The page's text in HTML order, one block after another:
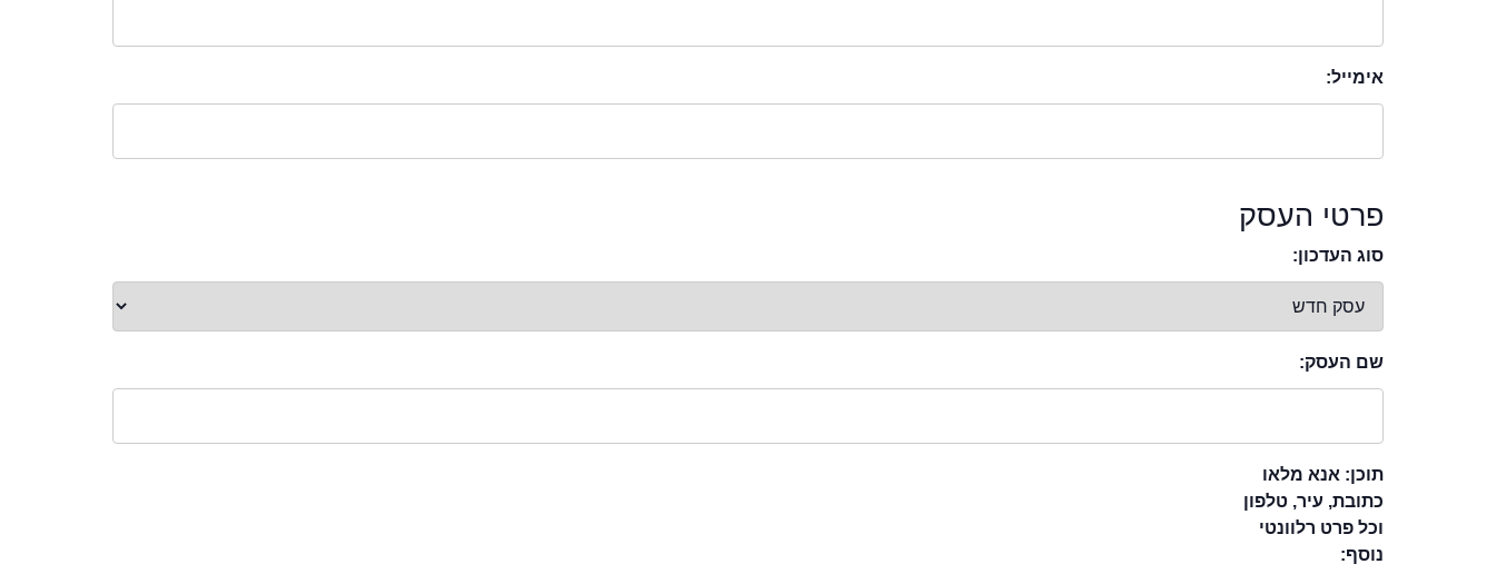
אימייל:
פרטי העסק
סוג העדכון:
שם העסק:
תוכן: אנא מלאו
כתובת, עיר, טלפון
וכל פרט רלוונטי
נוסף: